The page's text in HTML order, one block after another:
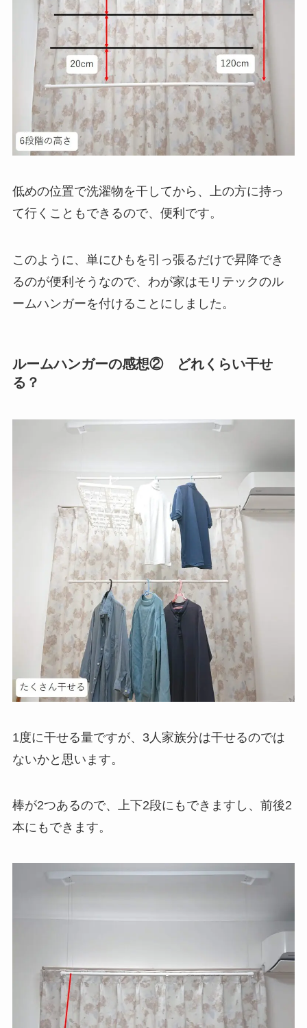
低めの位置で洗濯物を干してから、上の方に持っ
て行くこともできるので、便利です。
このように、単にひもを引っ張るだけで昇降でき
るのが便利そうなので、わが家はモリテックのル
ームハンガーを付けることにしました。
ルームハンガーの感想② どれくらい干せ
る？
1度に干せる量ですが、3人家族分は干せるのでは
ないかと思います。
棒が2つあるので、上下2段にもできますし、前後2
本にもできます。